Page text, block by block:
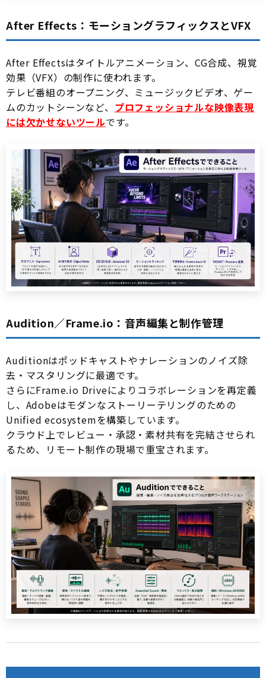
After Effects：モーショングラフィックスとVFX
After Effectsはタイトルアニメーション、CG合成、視覚
効果（VFX）の制作に使われます。
テレビ番組のオープニング、ミュージックビデオ、ゲー
ムのカットシーンなど、 プロフェッショナルな映像表現
には欠かせないツールです。
Audition／Frame.io：音声編集と制作管理
Auditionはポッドキャストやナレーションのノイズ除
去・マスタリングに最適です。
さらにFrame.io Driveによりコラボレーションを再定義
し、Adobeはモダンなストーリーテリングのための
Unified ecosystemを構築しています。
クラウド上でレビュー・承認・素材共有を完結させられ
るため、リモート制作の現場で重宝されます。